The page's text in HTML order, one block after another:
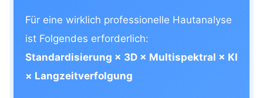
Für eine wirklich professionelle Hautanalyse
ist Folgendes erforderlich:
Standardisierung × 3D × Multispektral × KI
× Langzeitverfolgung